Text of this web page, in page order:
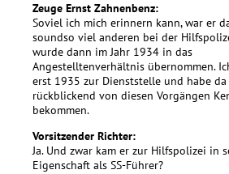
Zeuge Ernst Zahnenbenz:
Soviel ich mich erinnern kann, war er
soundso viel anderen bei der
wurde dann im Jahr 1934 in das
Angestelltenverhältnis übernommen.
erst 1935 zur Dienststelle und habe
rückblickend von diesen Vorgängen
bekommen.
Vorsitzender Richter:
Ja. Und zwar kam er zur Hilfspolizei in
Eigenschaft als SS-Führer?